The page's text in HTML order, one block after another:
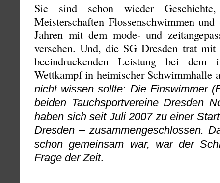
Sie sind schon wieder
Meisterschaften Flossenschwimmen
Jahren mit dem mode- und
versehen. Und, die SG Dresden trat mit
beeindruckenden Leistung bei dem
Wettkampf in heimischer Schwimmhalle
nicht wissen sollte: Die Finswimmer
beiden Tauchsportvereine Dresden
haben sich seit Juli 2007 zu einer
Dresden – zusammengeschlossen.
schon gemeinsam war, war der
Frage der Zeit.